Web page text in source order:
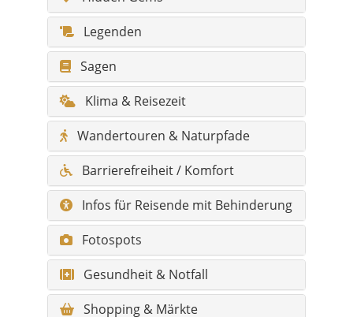
Klima & Reisezeit
Wandertouren & Naturpfade
Barrierefreiheit / Komfort
Infos für Reisende mit Behinderung
Fotospots
Gesundheit & Notfall
Shopping & Märkte
Skurriles & Besonderheiten
Alle Sehenswürdigkeiten